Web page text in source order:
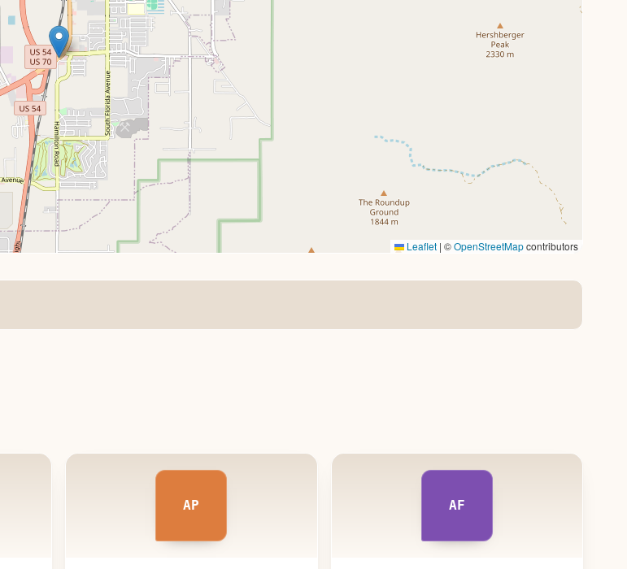
Leaflet | ©OpenStreetMapcontributors
AP AF